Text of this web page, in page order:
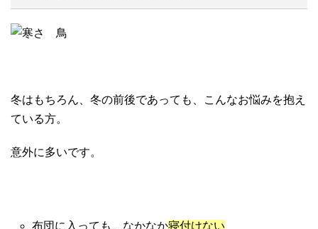
冬はもちろん、冬の前後であっても、こんなお悩みを抱え
ている方。
意外に多いです。
布団に入っても、なかなか寝付けない